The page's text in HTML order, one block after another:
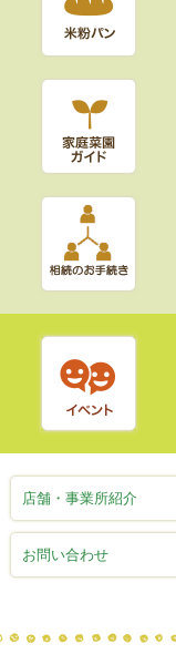
店舗・事業所紹介
お問い合わせ